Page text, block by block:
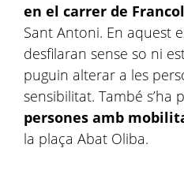
en el carrer de
Sant Antoni. En aquest
desfilaran sense so ni
puguin alterar a les
sensibilitat. També s’ha
persones amb
la plaça Abat Oliba.